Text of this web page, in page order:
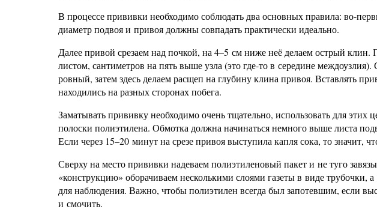
В процессе прививки необходимо соблюдать два основных правила: во-
диаметр подвоя и привоя должны совпадать практически идеально.
Далее привой срезаем над почкой, на 4–5 см ниже неё делаем острый
листом, сантиметров на пять выше узла (это где-то в середине
ровный, затем здесь делаем расщеп на глубину клина привоя. Вставлять
находились на разных сторонах побега.
Заматывать прививку необходимо очень тщательно, использовать для
полоски полиэтилена. Обмотка должна начинаться немного выше листа
Если через 15–20 минут на срезе привоя выступила капля сока, то значит,
Сверху на место прививки надеваем полиэтиленовый пакет и не туго
«конструкцию» оборачиваем несколькими слоями газеты в виде трубочки,
для наблюдения. Важно, чтобы полиэтилен всегда был запотевшим, если
и смочить.